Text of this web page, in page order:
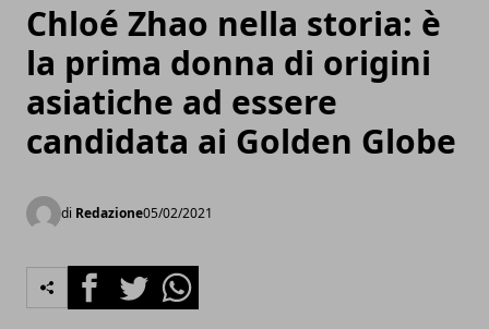
Chloé Zhao nella storia: è
la prima donna di origini
asiatiche ad essere
candidata ai Golden Globe
di Redazione05/02/2021
FacebookTwitterWhatsapp